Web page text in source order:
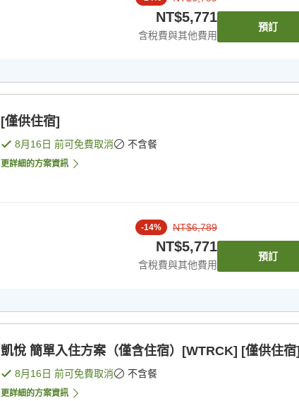
NT$5,771
含稅費與其他費用
預訂
[僅供住宿]
8月16日 前可免費取消 不含餐
更詳細的方案資訊
-14% NT$6,789
NT$5,771
含稅費與其他費用
預訂
凱悅 簡單入住方案（僅含住宿）[WTRCK] [僅供住宿]
8月16日 前可免費取消 不含餐
更詳細的方案資訊